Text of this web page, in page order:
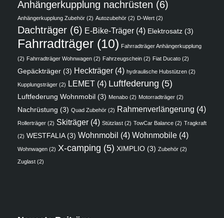
Anhängerkupplung nachrüsten (6)
Anhängerkupplung Zubehör (2) Autozubehör (2) D-Wert (2)
Dachträger (6) E-Bike-Träger (4) Elektrosatz (3)
Fahrradträger (10) Fahrradträger Anhängerkupplung
(2) Fahrradträger Wohnwagen (2) Fahrzeugschein (2) Fiat Ducato (2)
Gepäckträger (3) Heckträger (4) hydraulische Hubstützen (2)
Kupplungsträger (2) LEMET (4) Luftfederung (5)
Luftfederung Wohnmobil (3) Menabo (2) Motorradträger (2)
Nachrüstung (3) Quad Zubehör (2) Rahmenverlängerung (4)
Rollerträger (2) Skiträger (4) Stützlast (2) TowCar Balance (2) Tragkraft
(2) WESTFALIA(3) Wohnmobil (4) Wohnmobile (4)
Wohnwagen (2) X-camping (5) XIMPLIO (3) Zubehör (2)
Zuglast (2)